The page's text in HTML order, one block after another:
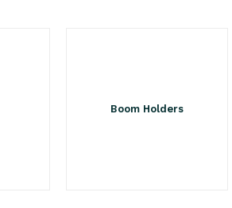
Boom Holders